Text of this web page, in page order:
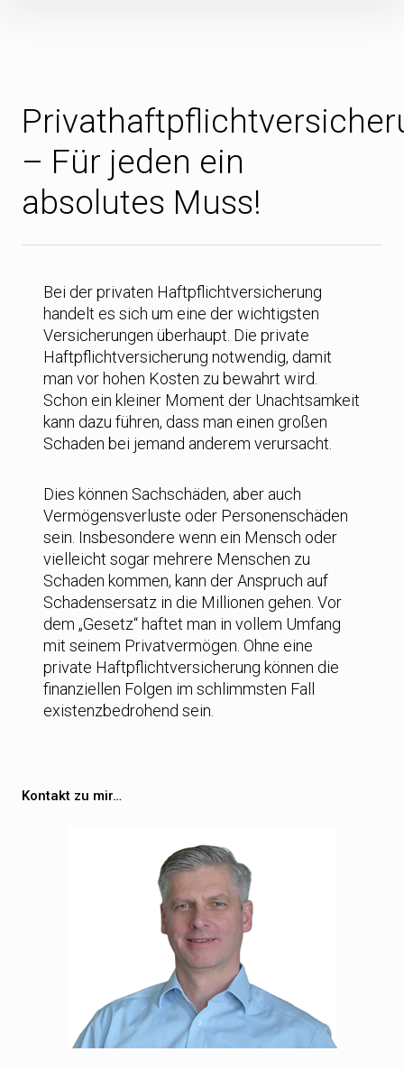
– Für jeden ein
absolutes Muss!
Bei der privaten Haftpflichtversicherung
handelt es sich um eine der wichtigsten
Versicherungen überhaupt. Die private
Haftpflichtversicherung notwendig, damit
man vor hohen Kosten zu bewahrt wird.
Schon ein kleiner Moment der Unachtsamkeit
kann dazu führen, dass man einen großen
Schaden bei jemand anderem verursacht.
Dies können Sachschäden, aber auch
Vermögensverluste oder Personenschäden
sein. Insbesondere wenn ein Mensch oder
vielleicht sogar mehrere Menschen zu
Schaden kommen, kann der Anspruch auf
Schadensersatz in die Millionen gehen. Vor
dem „Gesetz“ haftet man in vollem Umfang
mit seinem Privatvermögen. Ohne eine
private Haftpflichtversicherung können die
finanziellen Folgen im schlimmsten Fall
existenzbedrohend sein.
Kontakt zu mir…